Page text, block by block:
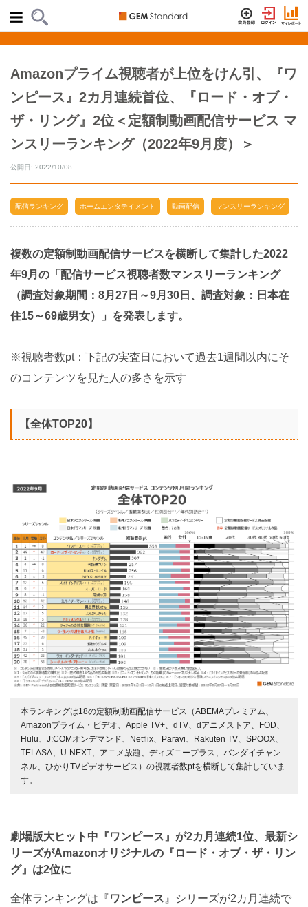
Amazonプライム視聴者が上位をけん引、『ワ
ンピース』2カ月連続首位、『ロード・オブ・
ザ・リング』2位＜定額制動画配信サービス マ
ンスリーランキング（2022年9月度）＞
公開日: 2022/10/08
配信ランキング ホームエンタテイメント 動画配信 マンスリーランキング
複数の定額制動画配信サービスを横断して集計した2022
年9月の「配信サービス視聴者数マンスリーランキング
（調査対象期間：8月27日～9月30日、調査対象：日本在
住15～69歳男女）」を発表します。
※視聴者数pt：下記の実査日において過去1週間以内にそ
のコンテンツを見た人の多さを示す
【全体TOP20】
本ランキングは18の定額制動画配信サービス（ABEMAプレミアム、
Amazonプライム・ビデオ、Apple TV+、dTV、dアニメストア、FOD、
Hulu、J:COMオンデマンド、Netflix、Paravi、Rakuten TV、SPOOX、
TELASA、U-NEXT、アニメ放題、ディズニープラス、バンダイチャン
ネル、ひかりTVビデオサービス）の視聴者数ptを横断して集計していま
す。
劇場版大ヒット中『ワンピース』が2カ月連続1位、最新シ
リーズがAmazonオリジナルの『ロード・オブ・ザ・リン
グ』は2位に
全体ランキングは『ワンピース 』シリーズが2カ月連続で